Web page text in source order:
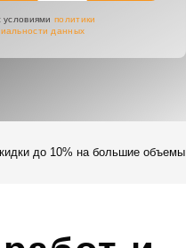
условиямиполитики
данных
до 10% на большие объемы